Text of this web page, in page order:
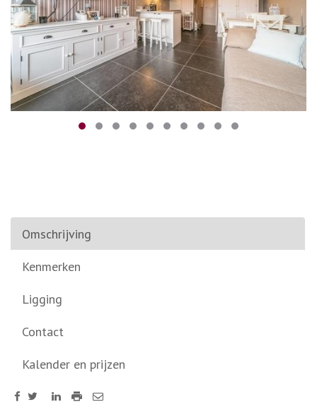
Omschrijving
Kenmerken
Ligging
Contact
Kalender en prijzen